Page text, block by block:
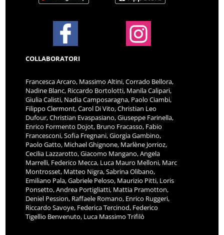
COLLABORATORI
Francesca Arcaro, Massimo Altini, Corrado Bellora,
Nadine Blanc, Riccardo Bortolotti, Manila Calipari,
Giulia Calisti, Nadia Camposaragna, Paolo Ciambi,
Filippo Clermont, Carol Di Vito, Christian Leo
Dufour, Christian Evaspasiano, Giuseppe Farinella,
Enrico Formento Dojot, Bruno Fracasso, Fabio
Francesconi, Sofia Fregnani, Giorgia Gambino,
Paolo Gatto, Michael Ghignone, Marlène Jorrioz,
Cecilia Lazzarotto, Giacomo Mangano, Angela
Marrelli, Federico Mecca, Luca Mauro Melloni, Marc
Montrosset, Matteo Nigra, Sabrina Olibano,
Emiliano Pala, Gabriele Peloso, Maurizio Pitti, Loris
Ponsetto, Andrea Portigliatti, Mattia Pramotton,
Deniel Pession, Raffaele Romano, Enrico Ruggeri,
Riccardo Savoye, Federica Tercinod, Federico
Tigellio Benvenuto, Luca Massimo Trifilò